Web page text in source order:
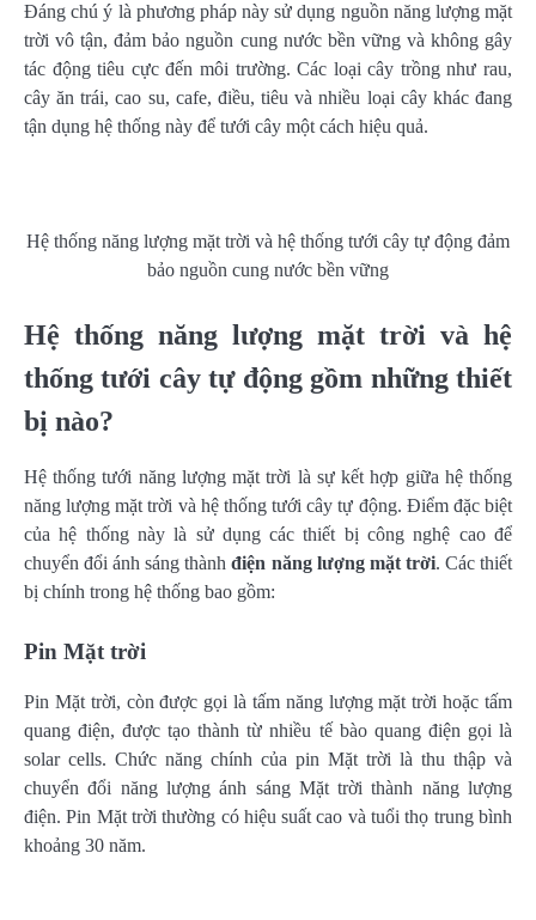
Đáng chú ý là phương pháp này sử dụng nguồn năng lượng mặt
trời vô tận, đảm bảo nguồn cung nước bền vững và không gây
tác động tiêu cực đến môi trường. Các loại cây trồng như rau,
cây ăn trái, cao su, cafe, điều, tiêu và nhiều loại cây khác đang
tận dụng hệ thống này để tưới cây một cách hiệu quả.
Hệ thống năng lượng mặt trời và hệ thống tưới cây tự động đảm
bảo nguồn cung nước bền vững
Hệ thống năng lượng mặt trời và hệ
thống tưới cây tự động gồm những thiết
bị nào?
Hệ thống tưới năng lượng mặt trời là sự kết hợp giữa hệ thống
năng lượng mặt trời và hệ thống tưới cây tự động. Điểm đặc biệt
của hệ thống này là sử dụng các thiết bị công nghệ cao để
chuyển đổi ánh sáng thànhđiện năng lượng mặt trời. Các thiết
bị chính trong hệ thống bao gồm:
Pin Mặt trời
Pin Mặt trời, còn được gọi là tấm năng lượng mặt trời hoặc tấm
quang điện, được tạo thành từ nhiều tế bào quang điện gọi là
solar cells. Chức năng chính của pin Mặt trời là thu thập và
chuyển đổi năng lượng ánh sáng Mặt trời thành năng lượng
điện. Pin Mặt trời thường có hiệu suất cao và tuổi thọ trung bình
khoảng 30 năm.